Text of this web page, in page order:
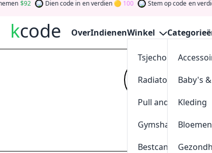
92 Dien code in en verdien 100 Stem op code en verdien
kcode OverIndienenWinkel
Tsjechoreizen
Pull and Bear
Gymshark
Bestcanvas
Baby's
Kleding
Kijk op
verdien
gewinnen